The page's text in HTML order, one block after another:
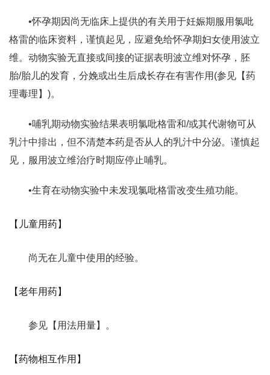
•怀孕期因尚无临床上提供的有关用于妊娠期服用氯吡
格雷的临床资料，谨慎起见，应避免给怀孕期妇女使用波立
维。动物实验无直接或间接的证据表明波立维对怀孕，胚
胎/胎儿的发育，分娩或出生后成长存在有害作用(参见【药
理毒理】)。
•哺乳期动物实验结果表明氯吡格雷和/或其代谢物可从
乳汁中排出，但不清楚本药是否从人的乳汁中分泌。谨慎起
见，服用波立维治疗时期应停止哺乳。
•生育在动物实验中未发现氯吡格雷改变生殖功能。
【儿童用药】
尚无在儿童中使用的经验。
【老年用药】
参见【用法用量】。
【药物相互作用】